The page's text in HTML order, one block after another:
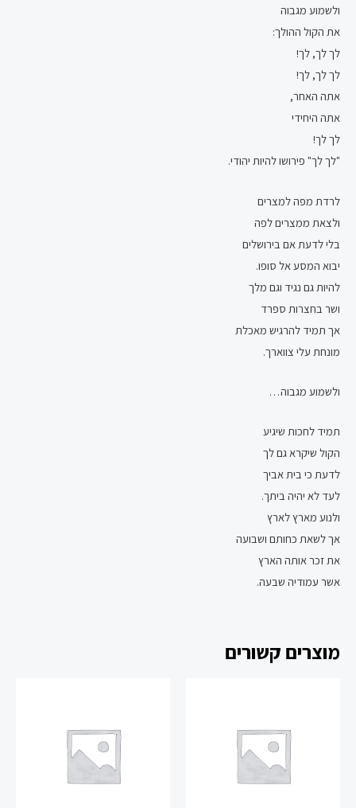
ולשמוע מגבוה
את הקול ההולך:
לך לך, לך!
לך לך, לך!
אתה האחר,
אתה היחידי
לך לך!
"לך לך" פירושו להיות יהודי.
לרדת מפה למצרים
ולצאת ממצרים לפה
בלי לדעת אם בירושלים
יבוא המסע אל סופו.
להיות גם נגיד וגם מלך
ושר בחצרות ספרד
אך תמיד להרגיש מאכלת
מונחת עלי צווארך.
ולשמוע מגבוה…
תמיד לחכות שיגיע
הקול שיקרא גם לך
לדעת כי בית אביך
לעד לא יהיה ביתך.
ולנוע מארץ לארץ
אך לשאת כחותם ושבועה
את זכר אותה הארץ
אשר עמודיה שבעה.
מוצרים קשורים